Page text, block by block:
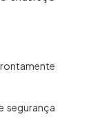
segurança